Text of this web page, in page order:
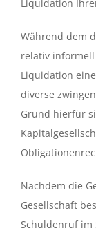
Liquidation
Während dem
relativ
Liquidation
diverse
Grund hierfür
Nachdem die
Gesellschaft
Schuldenruf im